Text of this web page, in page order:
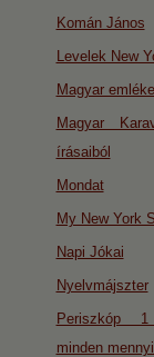
Komán János
Levelek New
Magyar
Magyar
írásaiból
Mondat
My New York
Napi Jókai
Nyelvmájszter
Periszkóp
minden